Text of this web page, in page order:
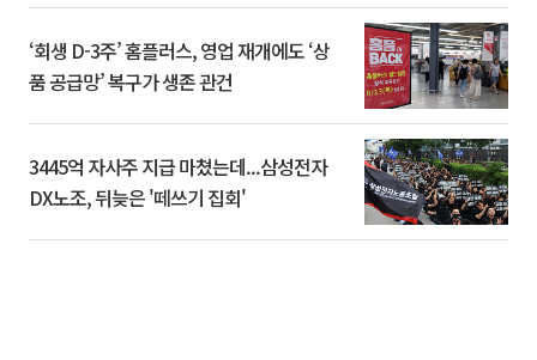
‘회생 D-3주’ 홈플러스, 영업 재개에도 ‘상
품 공급망’ 복구가 생존 관건
3445억 자사주 지급 마쳤는데...삼성전자
DX노조, 뒤늦은 '떼쓰기 집회'